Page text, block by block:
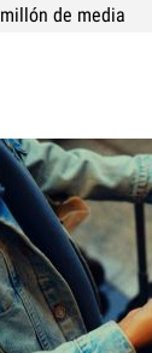
de media